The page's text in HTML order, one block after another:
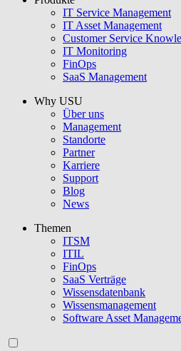
IT Service Management
IT Asset Management
Customer Service
IT Monitoring
FinOps
SaaS Management
Why USU
Über uns
Management
Standorte
Partner
Karriere
Support
Blog
News
Themen
ITSM
ITIL
FinOps
SaaS Verträge
Wissensdatenbank
Wissensmanagement
Software Asset